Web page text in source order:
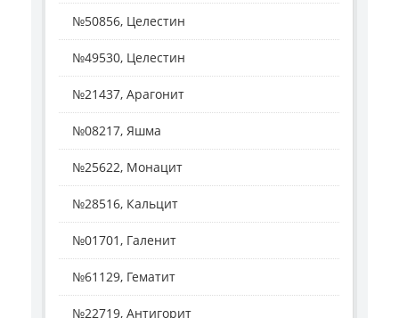
№50856, Целестин
№49530, Целестин
№21437, Арагонит
№08217, Яшма
№25622, Монацит
№28516, Кальцит
№01701, Галенит
№61129, Гематит
№22719, Антигорит